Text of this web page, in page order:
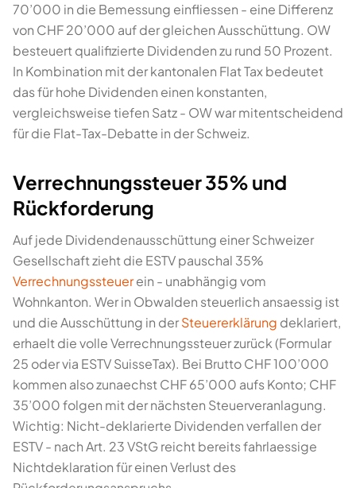
70’000 in die Bemessung einfliessen - eine Differenz
von CHF 20’000 auf der gleichen Ausschüttung. OW
besteuert qualifizierte Dividenden zu rund 50 Prozent.
In Kombination mit der kantonalen Flat Tax bedeutet
das für hohe Dividenden einen konstanten,
vergleichsweise tiefen Satz - OW war mitentscheidend
für die Flat-Tax-Debatte in der Schweiz.
Verrechnungssteuer 35% und
Rückforderung
Auf jede Dividendenausschüttung einer Schweizer
Gesellschaft zieht die ESTV pauschal 35%
Verrechnungssteuerein - unabhängig vom
Wohnkanton. Wer in Obwalden steuerlich ansaessig ist
und die Ausschüttung in derSteuererklärung deklariert,
erhaelt die volle Verrechnungssteuer zurück (Formular
25 oder via ESTV SuisseTax). Bei Brutto CHF 100’000
kommen also zunaechst CHF 65’000 aufs Konto; CHF
35’000 folgen mit der nächsten Steuerveranlagung.
Wichtig: Nicht-deklarierte Dividenden verfallen der
ESTV - nach Art. 23 VStG reicht bereits fahrlaessige
Nichtdeklaration für einen Verlust des